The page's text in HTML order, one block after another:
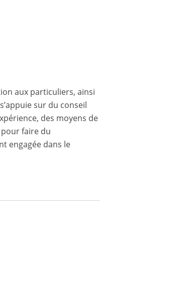
aux particuliers, ainsi
sur du conseil
des moyens de
faire du
engagée dans le